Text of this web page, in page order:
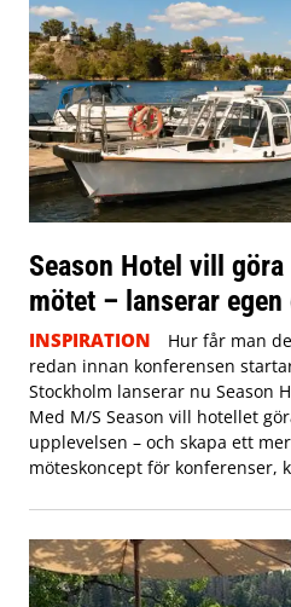
Season Hotel vill
mötet – lanserar
INSPIRATION
Hur får man
redan innan konferensen
Stockholm lanserar nu Season
Med M/S Season vill hotellet
upplevelsen – och skapa ett
möteskoncept för konferenser,